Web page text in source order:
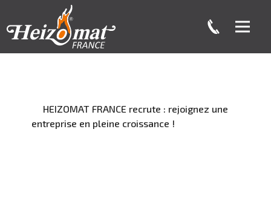
HEIZOMAT FRANCE recrute : rejoignez une
entreprise en pleine croissance !